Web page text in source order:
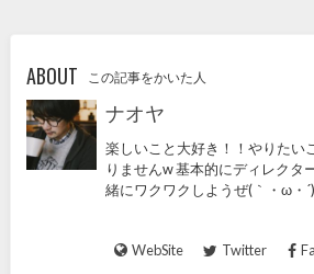
ABOUT この記事をかいた人
ナオヤ
楽しいこと大好き！！やりたい
りませんw 基本的にディレクタ
緒にワクワクしようぜ(｀・ω・´)
WebSite Twitter